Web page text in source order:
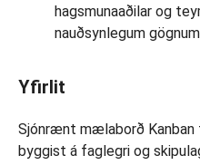
hagsmunaaðilar og
nauðsynlegum
Yfirlit
Sjónrænt mælaborð Kanban
byggist á faglegri og